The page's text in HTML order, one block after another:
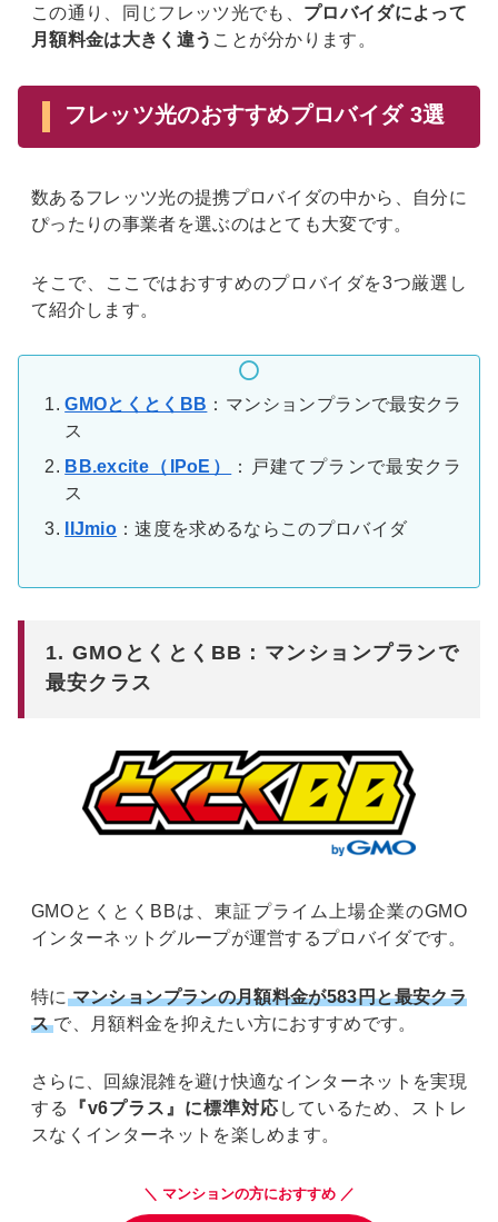
この通り、同じフレッツ光でも、 プロバイダによって
月額料金は大きく違う ことが分かります。
フレッツ光のおすすめプロバイダ 3選
数あるフレッツ光の提携プロバイダの中から、自分に
ぴったりの事業者を選ぶのはとても大変です。
そこで、ここではおすすめのプロバイダを3つ厳選し
て紹介します。
GMOとくとくBB ：マンションプランで最安クラ
ス
BB.excite（IPoE）
：戸建てプランで最安クラ
ス
IIJmio ：速度を求めるならこのプロバイダ
1. GMOとくとくBB：マンションプランで
最安クラス
GMOとくとくBBは、東証プライム上場企業のGMO
インターネットグループが運営するプロバイダです。
特に マンションプランの月額料金が583円と最安クラ
ス で、月額料金を抑えたい方におすすめです。
さらに、回線混雑を避け快適なインターネットを実現
する
『v6プラス』に標準対応 しているため、ストレ
スなくインターネットを楽しめます。
＼ マンションの方におすすめ ／